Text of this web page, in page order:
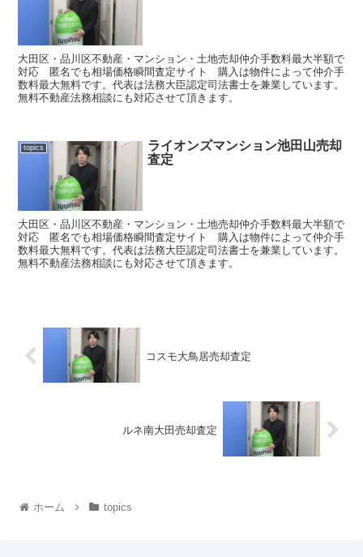
大田区・品川区不動産・マンション・土地売却仲介手数料最大半額で
対応 匿名でも相場価格瞬間査定サイト 購入は物件によって仲介手
数料最大無料です。代表は法務大臣認定司法書士を兼業しています。
無料不動産法務相談にも対応させて頂きます。
topics
ライオンズマンション池田山売却
査定
大田区・品川区不動産・マンション・土地売却仲介手数料最大半額で
対応 匿名でも相場価格瞬間査定サイト 購入は物件によって仲介手
数料最大無料です。代表は法務大臣認定司法書士を兼業しています。
無料不動産法務相談にも対応させて頂きます。
コスモ大鳥居売却査定
ルネ南大田売却査定
ホーム topics